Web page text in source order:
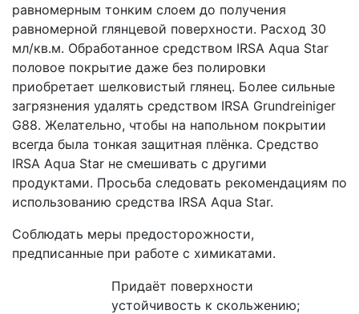
равномерным тонким слоем до получения
равномерной глянцевой поверхности. Расход 30
мл/кв.м. Обработанное средством IRSA Aqua Star
половое покрытие даже без полировки
приобретает шелковистый глянец. Более сильные
загрязнения удалять средством IRSA Grundreiniger
G88. Желательно, чтобы на напольном покрытии
всегда была тонкая защитная плёнка. Средство
IRSA Aqua Star не смешивать с другими
продуктами. Просьба следовать рекомендациям по
использованию средства IRSA Aqua Star.
Соблюдать меры предосторожности,
предписанные при работе с химикатами.
Придаёт поверхности
устойчивость к скольжению;